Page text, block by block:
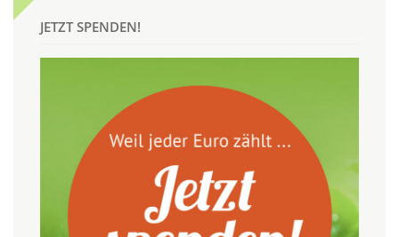
JETZT SPENDEN!